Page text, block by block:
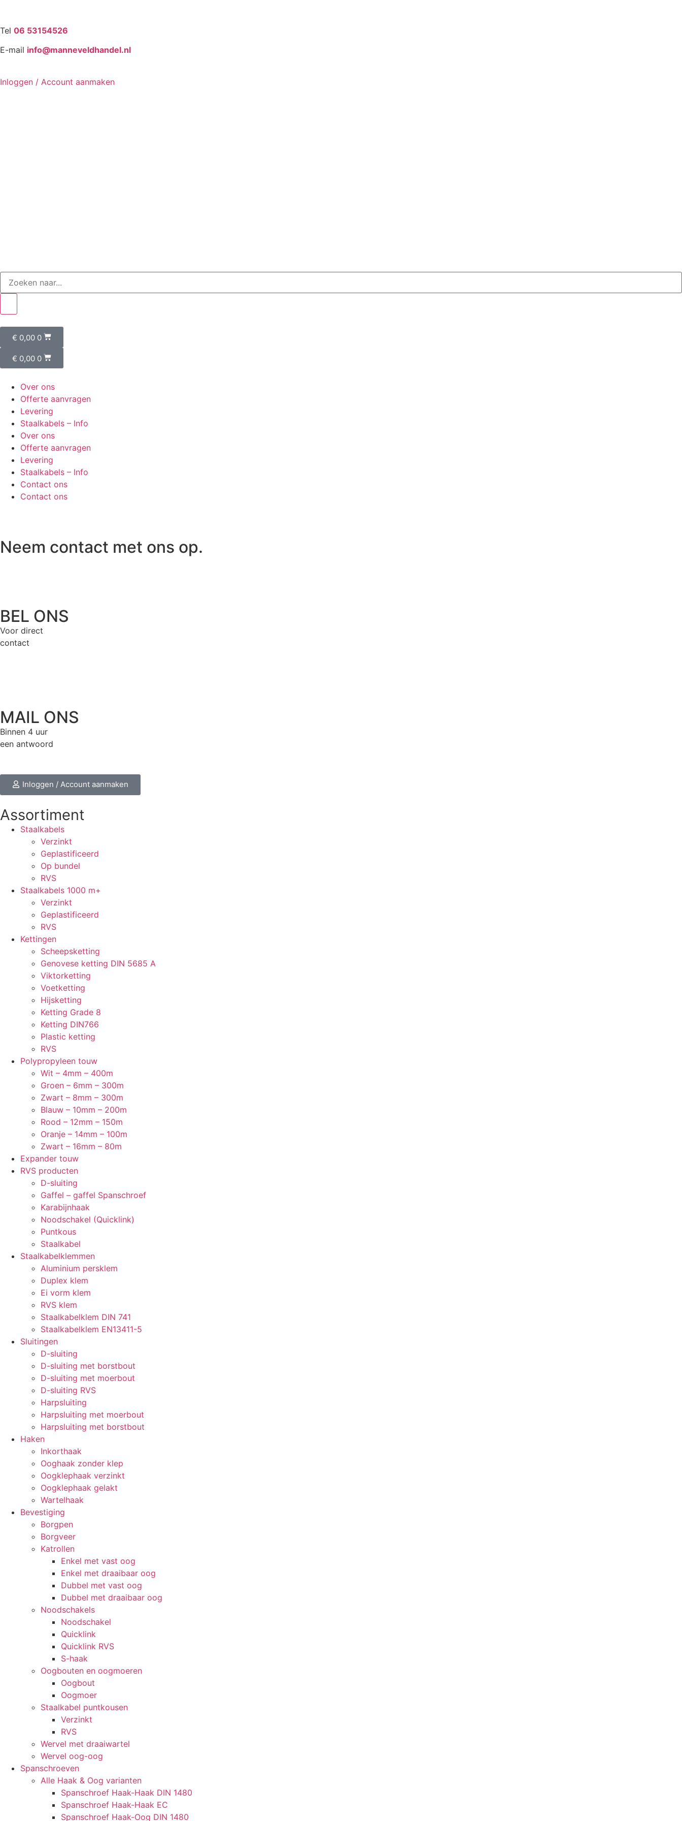
Tel 06 53154526
E-mail info@manneveldhandel.nl
Inloggen / Account aanmaken
€ 0,00 0
€ 0,00 0
Over ons
Offerte aanvragen
Levering
Staalkabels – Info
Over ons
Offerte aanvragen
Levering
Staalkabels – Info
Contact ons
Contact ons
Neem contact met ons op.
BEL ONS
Voor direct
contact
MAIL ONS
Binnen 4 uur
een antwoord
Inloggen / Account aanmaken
Assortiment
Staalkabels
Verzinkt
Geplastificeerd
Op bundel
RVS
Staalkabels 1000 m+
Verzinkt
Geplastificeerd
RVS
Kettingen
Scheepsketting
Genovese ketting DIN 5685 A
Viktorketting
Voetketting
Hijsketting
Ketting Grade 8
Ketting DIN766
Plastic ketting
RVS
Polypropyleen touw
Wit – 4mm – 400m
Groen – 6mm – 300m
Zwart – 8mm – 300m
Blauw – 10mm – 200m
Rood – 12mm – 150m
Oranje – 14mm – 100m
Zwart – 16mm – 80m
Expander touw
RVS producten
D-sluiting
Gaffel – gaffel Spanschroef
Karabijnhaak
Noodschakel (Quicklink)
Puntkous
Staalkabel
Staalkabelklemmen
Aluminium persklem
Duplex klem
Ei vorm klem
RVS klem
Staalkabelklem DIN 741
Staalkabelklem EN13411-5
Sluitingen
D-sluiting
D-sluiting met borstbout
D-sluiting met moerbout
D-sluiting RVS
Harpsluiting
Harpsluiting met moerbout
Harpsluiting met borstbout
Haken
Inkorthaak
Ooghaak zonder klep
Oogklephaak verzinkt
Oogklephaak gelakt
Wartelhaak
Bevestiging
Borgpen
Borgveer
Katrollen
Enkel met vast oog
Enkel met draaibaar oog
Dubbel met vast oog
Dubbel met draaibaar oog
Noodschakels
Noodschakel
Quicklink
Quicklink RVS
S-haak
Oogbouten en oogmoeren
Oogbout
Oogmoer
Staalkabel puntkousen
Verzinkt
RVS
Wervel met draaiwartel
Wervel oog-oog
Spanschroeven
Alle Haak & Oog varianten
Spanschroef Haak-Haak DIN 1480
Spanschroef Haak-Haak EC
Spanschroef Haak-Oog DIN 1480